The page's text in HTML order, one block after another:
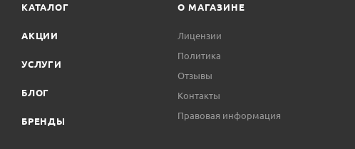
КАТАЛОГ
АКЦИИ
УСЛУГИ
БЛОГ
БРЕНДЫ
О МАГАЗИНЕ
Лицензии
Политика
Отзывы
Контакты
Правовая информация